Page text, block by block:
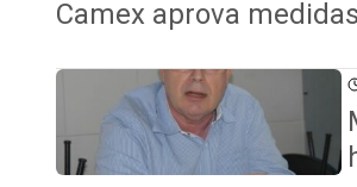
Camex aprova